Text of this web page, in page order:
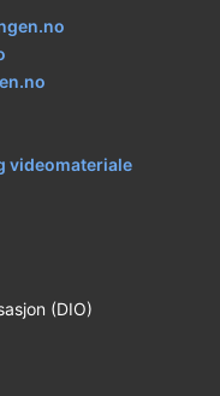
videomateriale
(DIO)